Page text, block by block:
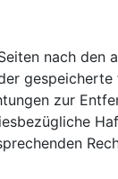
nach
zur